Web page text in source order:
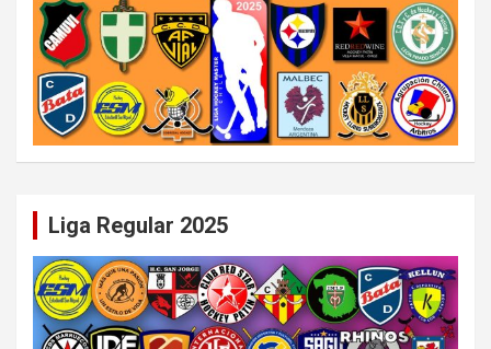
Liga Regular 2025